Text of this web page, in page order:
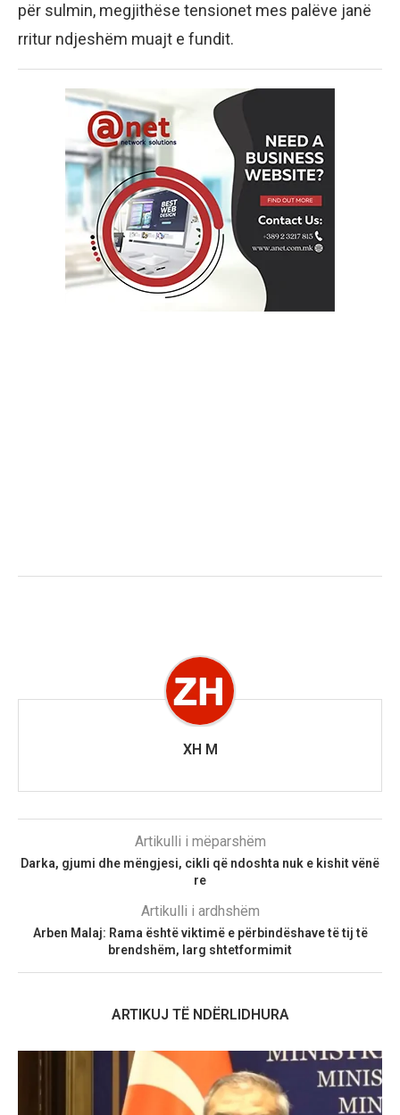
për sulmin, megjithëse tensionet mes palëve janë
rritur ndjeshëm muajt e fundit.
XH M
Artikulli i mëparshëm
Darka, gjumi dhe mëngjesi, cikli që ndoshta nuk e kishit vënë
re
Artikulli i ardhshëm
Arben Malaj: Rama është viktimë e përbindëshave të tij të
brendshëm, larg shtetformimit
ARTIKUJ TË NDËRLIDHURA